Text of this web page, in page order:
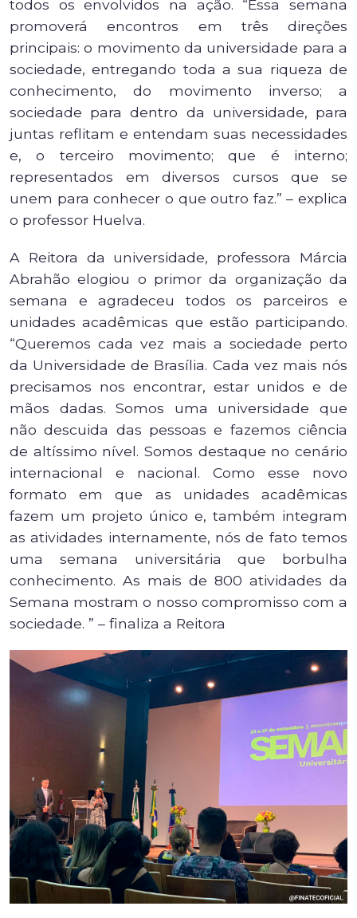
todos os envolvidos na ação. “Essa semana
promoverá encontros em três direções
principais: o movimento da universidade para a
sociedade, entregando toda a sua riqueza de
conhecimento, do movimento inverso; a
sociedade para dentro da universidade, para
juntas reflitam e entendam suas necessidades
e, o terceiro movimento; que é interno;
representados em diversos cursos que se
unem para conhecer o que outro faz.” – explica
o professor Huelva.
A Reitora da universidade, professora Márcia
Abrahão elogiou o primor da organização da
semana e agradeceu todos os parceiros e
unidades acadêmicas que estão participando.
“Queremos cada vez mais a sociedade perto
da Universidade de Brasília. Cada vez mais nós
precisamos nos encontrar, estar unidos e de
mãos dadas. Somos uma universidade que
não descuida das pessoas e fazemos ciência
de altíssimo nível. Somos destaque no cenário
internacional e nacional. Como esse novo
formato em que as unidades acadêmicas
fazem um projeto único e, também integram
as atividades internamente, nós de fato temos
uma semana universitária que borbulha
conhecimento. As mais de 800 atividades da
Semana mostram o nosso compromisso com a
sociedade. ” – finaliza a Reitora